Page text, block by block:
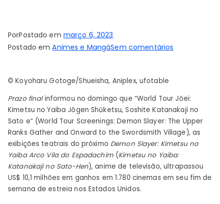
PorPostado em março 6, 2023
Postado emAnimes e MangáSem comentários
Village
Arc
Anime
ultrapassa
US$
10,1
milhões
no
© Koyoharu Gotoge/Shueisha, Aniplex, ufotable
Prazo finalinformou no domingo que “World Tour Jōei:
Kimetsu no Yaiba Jōgen Shūketsu, Soshite Katanakaji no
Sato e” (World Tour Screenings: Demon Slayer: The Upper
Ranks Gather and Onward to the Swordsmith Village), as
exibições teatrais do próximo Demon Slayer: Kimetsu no
Yaiba Arco Vila do Espadachim(Kimetsu no Yaiba:
Katanakaji no Sato-Hen), anime de televisão, ultrapassou
US$ 10,1 milhões em ganhos em 1.780 cinemas em seu fim de
semana de estreia nos Estados Unidos.